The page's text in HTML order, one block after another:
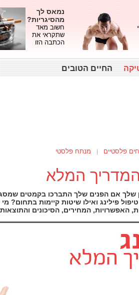
נמאס לך
מהסיגריות?
חשוב מאד
שתקראי את
הכתבה הזו
החיים הטובים
פלסטיים מנתח פלסטי
המדריך המלא
שלך אם הפנים שלך התברכו בקמטים
פילינג ואילו שיטות קיימות
האפשרויות, המחירים, הסיכונים